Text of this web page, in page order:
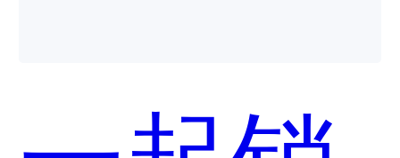
营销辅